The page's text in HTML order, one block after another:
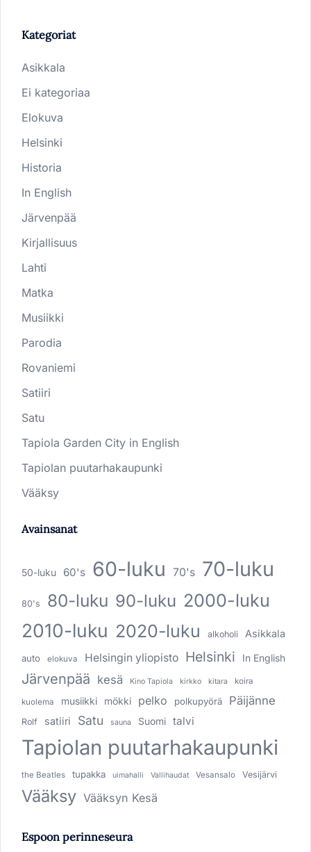
Kategoriat
Asikkala
Ei kategoriaa
Elokuva
Helsinki
Historia
In English
Järvenpää
Kirjallisuus
Lahti
Matka
Musiikki
Parodia
Rovaniemi
Satiiri
Satu
Tapiola Garden City in English
Tapiolan puutarhakaupunki
Vääksy
Avainsanat
50-luku 60's 60-luku 70's 70-luku
80's 80-luku 90-luku 2000-luku
2010-luku 2020-luku alkoholi Asikkala
auto elokuva Helsingin yliopisto Helsinki In English
Järvenpää kesä Kino Tapiola kirkko kitara koira
kuolema musiikki mökki pelko polkupyörä Päijänne
Rolf satiiri Satu sauna Suomi talvi
Tapiolan puutarhakaupunki
the Beatles tupakka uimahalli Vallihaudat Vesansalo Vesijärvi
Vääksy Vääksyn Kesä
Espoon perinneseura